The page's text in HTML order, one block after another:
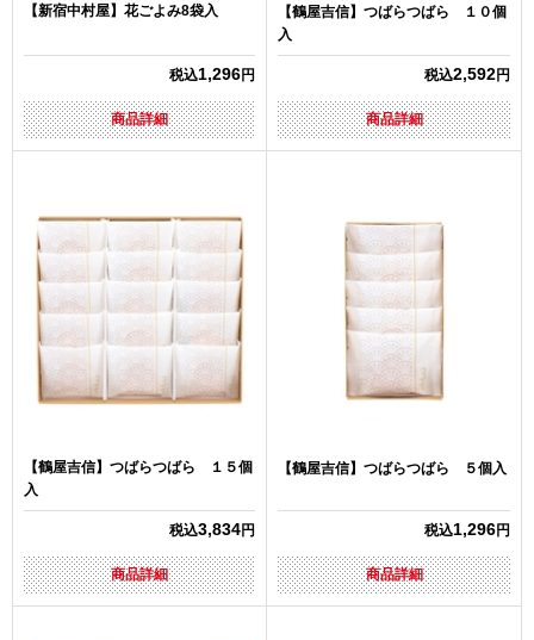
【新宿中村屋】花ごよみ8袋入
税込1,296円
商品詳細
【鶴屋吉信】つばらつばら １０個
入
税込2,592円
商品詳細
【鶴屋吉信】つばらつばら １５個
入
税込3,834円
商品詳細
【鶴屋吉信】つばらつばら ５個入
税込1,296円
商品詳細